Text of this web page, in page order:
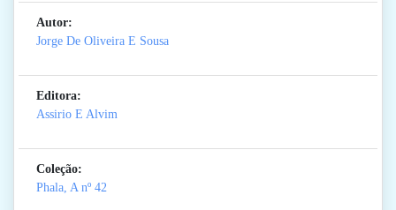
Autor:
Jorge De Oliveira E Sousa
Editora:
Assirio E Alvim
Coleção:
Phala, Anº 42